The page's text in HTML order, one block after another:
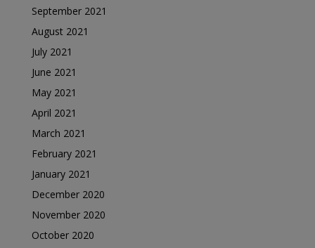
September 2021
August 2021
July 2021
June 2021
May 2021
April 2021
March 2021
February 2021
January 2021
December 2020
November 2020
October 2020